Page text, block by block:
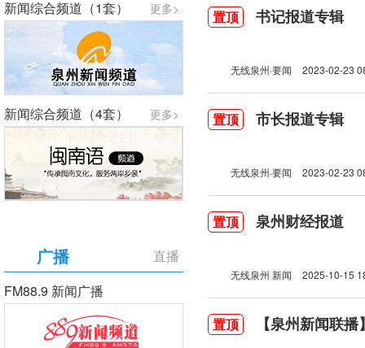
更多>
新闻综合频道（1套）
更多>
新闻综合频道（4套）
直播
广播
FM88.9 新闻广播
置顶 书记报道专辑
无线泉州·要闻 2023-02-23
置顶 市长报道专辑
无线泉州·要闻 2023-02-23
置顶 泉州财经报道
无线泉州 新闻 2025-10-15
置顶 【泉州新闻联